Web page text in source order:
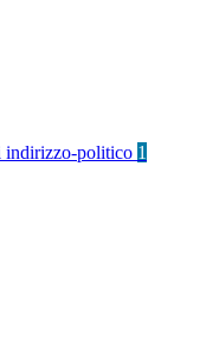
indirizzo-politico 1